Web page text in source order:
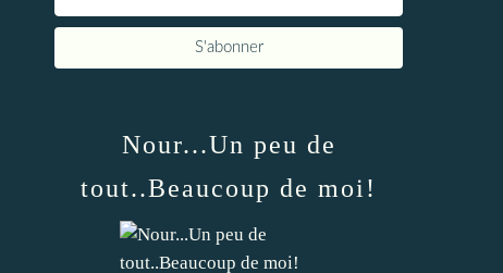
Nour...Un peu de
tout..Beaucoup de moi!